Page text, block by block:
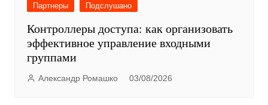
Партнеры Подслушано
Контроллеры доступа: как организовать
эффективное управление входными
группами
Александр Ромашко 03/08/2026